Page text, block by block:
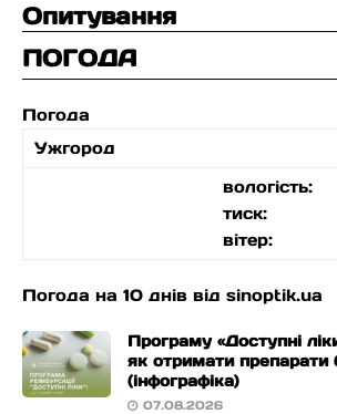
Опитування
ПОГОДА
Погода
Ужгород
вологість:
тиск:
вітер:
Погода на 10 днів від sinoptik.ua
Програму «Доступні
як отримати препарати
(інфографіка)
07.08.2026